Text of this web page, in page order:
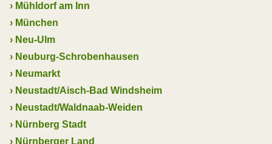
› Mühldorf am Inn
› München
› Neu-Ulm
› Neuburg-Schrobenhausen
› Neumarkt
› Neustadt/Aisch-Bad Windsheim
› Neustadt/Waldnaab-Weiden
› Nürnberg Stadt
› Nürnberger Land